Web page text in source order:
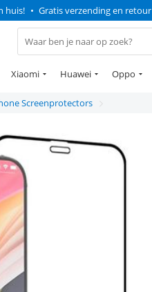
huis! • Gratis verzending en retour
Xiaomi Huawei Oppo
Screenprotectors